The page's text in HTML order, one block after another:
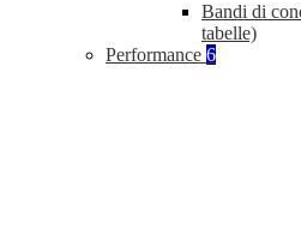
Bandi di
tabelle)
Performance 6